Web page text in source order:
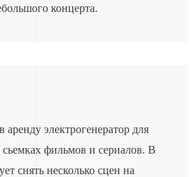
концерта.
электрогенератор для
фильмов и сериалов. В
снять несколько сцен на